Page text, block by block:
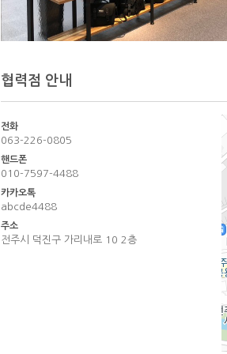
협력점 안내
전화
063-226-0805
핸드폰
010-7597-4488
카카오톡
abcde4488
주소
전주시 덕진구 가리내로 10 2층